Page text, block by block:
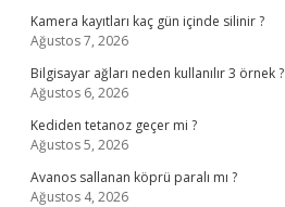
Kamera kayıtları kaç gün içinde silinir ?
Ağustos 7, 2026
Bilgisayar ağları neden kullanılır 3 örnek ?
Ağustos 6, 2026
Kediden tetanoz geçer mi ?
Ağustos 5, 2026
Avanos sallanan köprü paralı mı ?
Ağustos 4, 2026